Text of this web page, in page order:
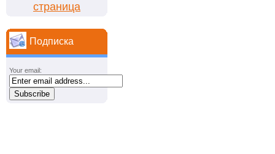
страница
Подписка
Your email: